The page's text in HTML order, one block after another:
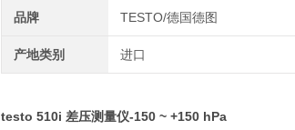
品牌 TESTO/德国德图
产地类别 进口
testo 510i 差压测量仪-150 ~ +150 hPa